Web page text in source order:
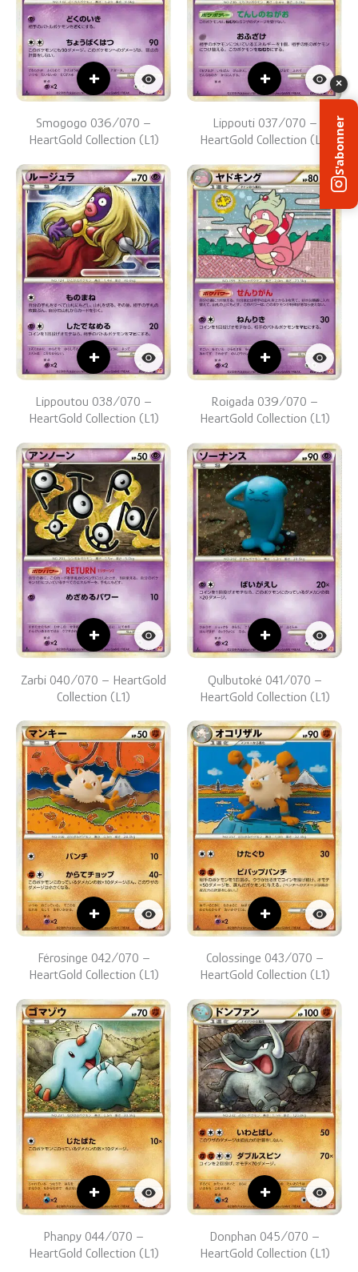
+
Smogogo 036/070 –
HeartGold Collection (L1)
+
Lippouti 037/070 –
HeartGold Collection (L1)
+
Lippoutou 038/070 –
HeartGold Collection (L1)
+
Roigada 039/070 –
HeartGold Collection (L1)
+
Zarbi 040/070 – HeartGold
Collection (L1)
+
Qulbutoké 041/070 –
HeartGold Collection (L1)
+
Férosinge 042/070 –
HeartGold Collection (L1)
+
Colossinge 043/070 –
HeartGold Collection (L1)
+
Phanpy 044/070 –
HeartGold Collection (L1)
+
Donphan 045/070 –
HeartGold Collection (L1)
×
S'abonner